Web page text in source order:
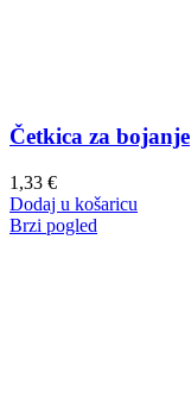
Četkica za bojanje
1,33 €
Dodaj u košaricu
Brzi pogled